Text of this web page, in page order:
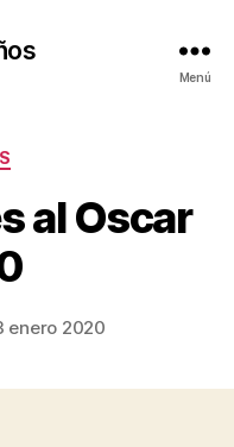
Menú
al Oscar
enero 2020